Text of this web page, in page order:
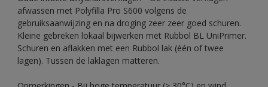
afwassen met Polyfilla Pro S600 volgens de
gebruiksaanwijzing en na droging zeer zeer goed schuren.
Kleine gebreken lokaal bijwerken met Rubbol BL UniPrimer.
Schuren en aflakken met een Rubbol lak (één of twee
lagen). Tussen de laklagen matteren.